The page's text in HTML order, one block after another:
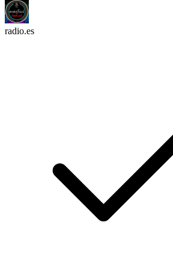
radio.es